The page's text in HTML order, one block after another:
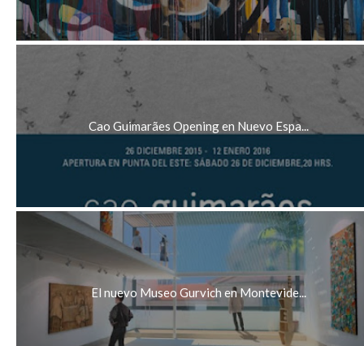
Cao Guimarães Opening en Nuevo Espa...
El nuevo Museo Gurvich en Montevide...